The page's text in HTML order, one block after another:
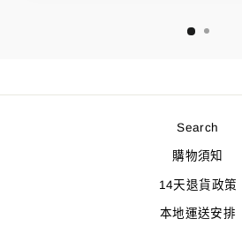
Search
購物須知
14天退貨政策
本地運送安排